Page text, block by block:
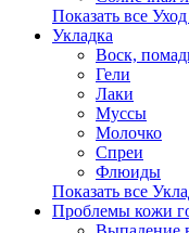
Показать все
Укладка
Воск,
Гели
Лаки
Муссы
Молочко
Спреи
Флюиды
Показать все
Проблемы кожи